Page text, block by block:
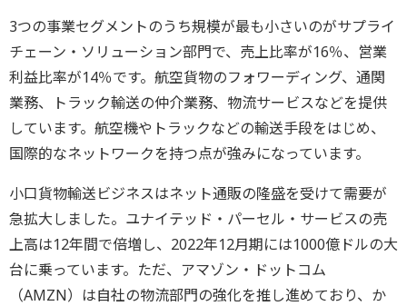
3つの事業セグメントのうち規模が最も小さいのがサプライ
チェーン・ソリューション部門で、売上比率が16％、営業
利益比率が14％です。航空貨物のフォワーディング、通関
業務、トラック輸送の仲介業務、物流サービスなどを提供
しています。航空機やトラックなどの輸送手段をはじめ、
国際的なネットワークを持つ点が強みになっています。
小口貨物輸送ビジネスはネット通販の隆盛を受けて需要が
急拡大しました。ユナイテッド・パーセル・サービスの売
上高は12年間で倍増し、2022年12月期には1000億ドルの大
台に乗っています。ただ、アマゾン・ドットコム
（AMZN）は自社の物流部門の強化を推し進めており、か